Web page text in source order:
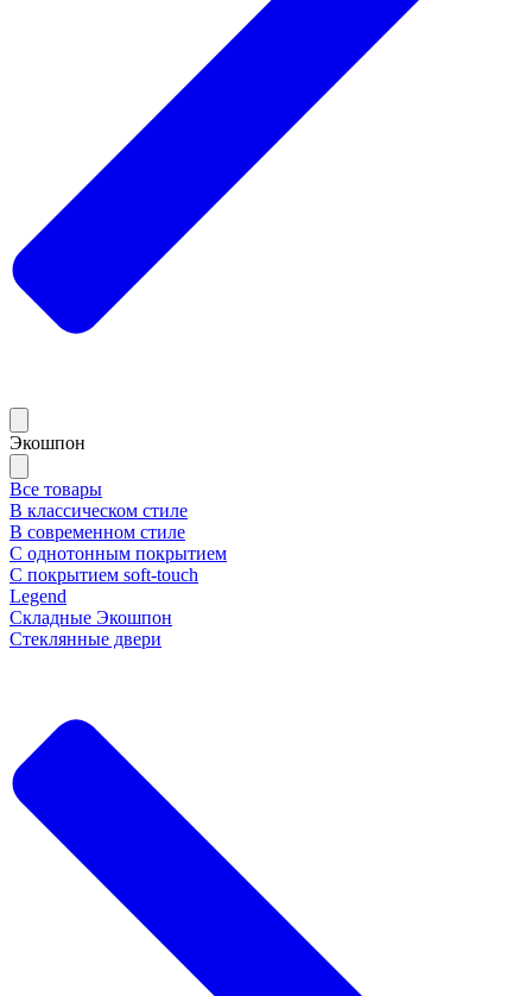
Экошпон
Все товары
В классическом стиле
В современном стиле
С однотонным покрытием
С покрытием soft-touch
Legend
Складные Экошпон
Стеклянные двери